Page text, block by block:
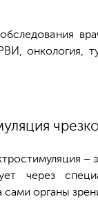
онкология,
–
через
сами органы